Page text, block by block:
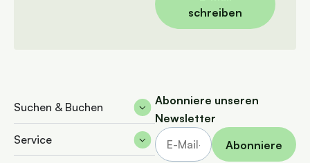
schreiben
Suchen & Buchen
Service
Abonniere unseren
Newsletter